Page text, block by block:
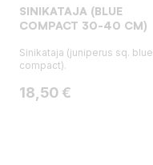
SINIKATAJA (BLUE
COMPACT 30-40 CM)
Sinikataja (juniperus sq. blue
compact).
Hinta
18,50 €